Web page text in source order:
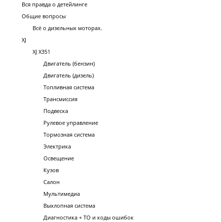
Вся правда о детейлинге
Общие вопросы
Всё о дизельных моторах.
XJ
XJ X351
Двигатель (бензин)
Двигатель (дизель)
Топливная система
Трансмиссия
Подвеска
Рулевое управление
Тормозная система
Электрика
Освещение
Кузов
Салон
Мультимедиа
Выхлопная система
Диагностика + ТО и коды ошибок